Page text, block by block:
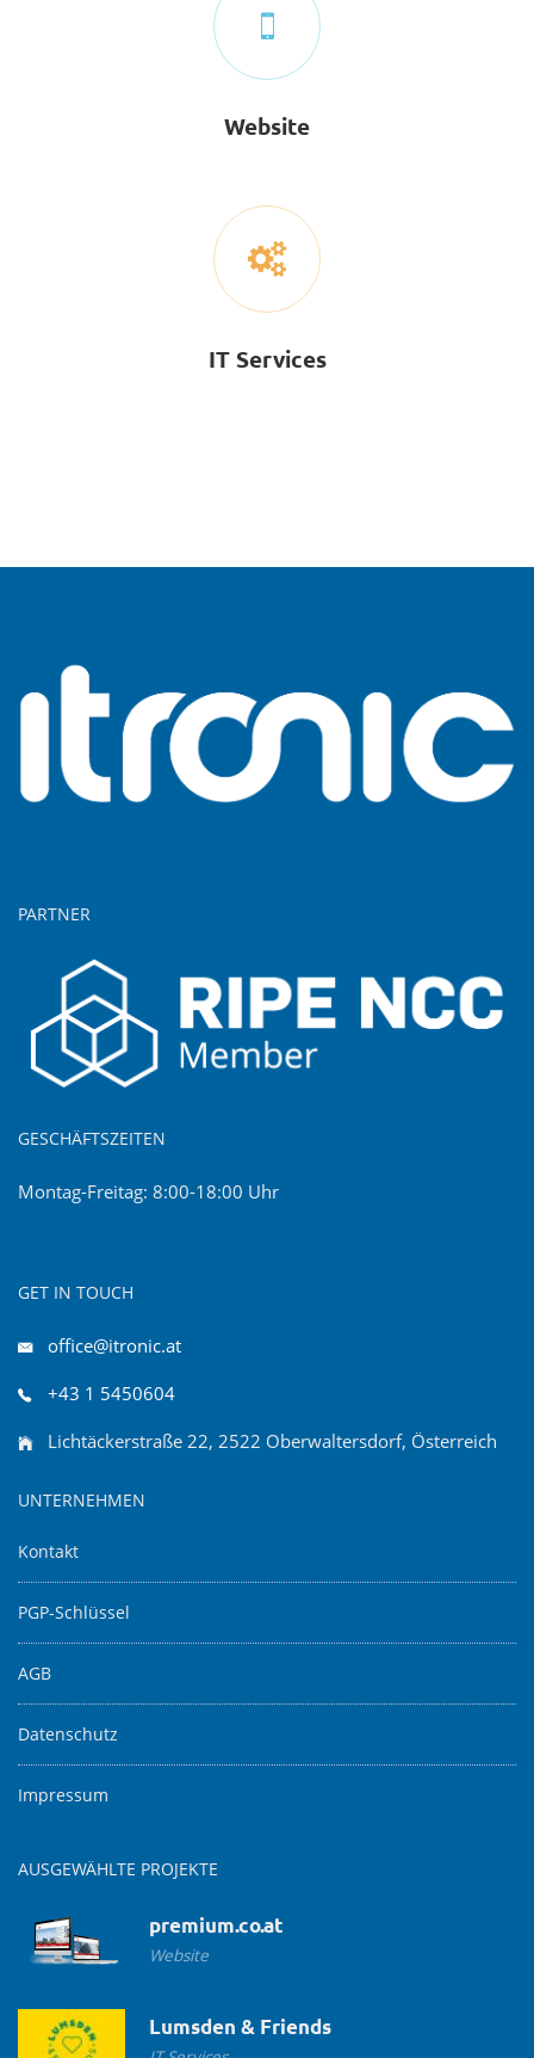
Website
IT Services
PARTNER
GESCHÄFTSZEITEN
Montag-Freitag: 8:00-18:00 Uhr
GET IN TOUCH
office@itronic.at
+43 1 5450604
Lichtäckerstraße 22, 2522 Oberwaltersdorf, Österreich
UNTERNEHMEN
Kontakt
PGP-Schlüssel
AGB
Datenschutz
Impressum
AUSGEWÄHLTE PROJEKTE
premium.co.at
Website
Lumsden & Friends